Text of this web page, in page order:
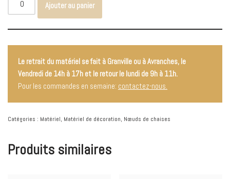
Ajouter au panier
Le retrait du matériel se fait à Granville ou à Avranches, le
Vendredi de 14h à 17h et le retour le lundi de 9h à 11h.
Pour les commandes en semaine: contactez-nous.
Catégories : Matériel, Matériel de décoration, Nœuds de chaises
Produits similaires